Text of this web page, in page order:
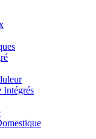
Intégrés